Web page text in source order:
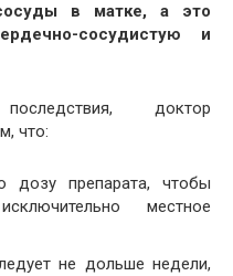
в матке, а это
сосудистую и
доктор
что:
дозу препарата, чтобы
местное
не дольше недели,